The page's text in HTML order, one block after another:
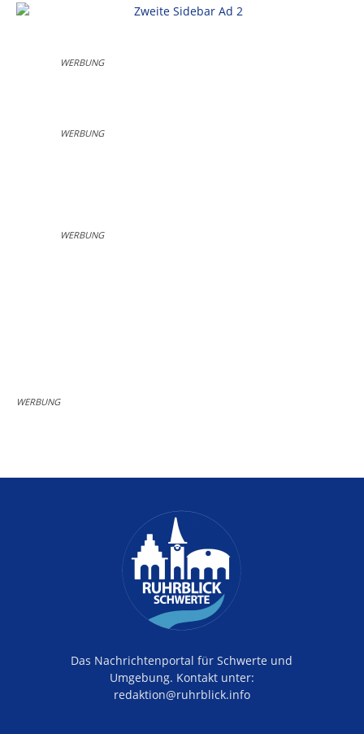
WERBUNG
WERBUNG
WERBUNG
WERBUNG
Das Nachrichtenportal für Schwerte und
Umgebung. Kontakt unter:
redaktion@ruhrblick.info